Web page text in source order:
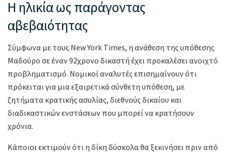
Η ηλικία ως παράγοντας
αβεβαιότητας
Σύμφωνα με τους New York Times, η ανάθεση της υπόθεσης
Μαδούρο σε έναν 92χρονο δικαστή έχει προκαλέσει ανοιχτό
προβληματισμό. Νομικοί αναλυτές επισημαίνουν ότι
πρόκειται για μια εξαιρετικά σύνθετη υπόθεση, με
ζητήματα κρατικής ασυλίας, διεθνούς δικαίου και
διαδικαστικών ενστάσεων που μπορεί να κρατήσουν
χρόνια.
Κάποιοι εκτιμούν ότι η δίκη δύσκολα θα ξεκινήσει πριν από